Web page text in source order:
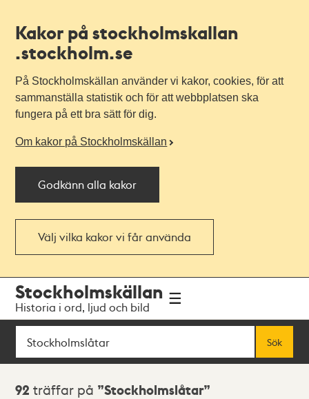
Kakor på stockholmskallan
.stockholm.se
På Stockholmskällan använder vi kakor, cookies, för att
sammanställa statistik och för att webbplatsen ska
fungera på ett bra sätt för dig.
Om kakor på Stockholmskällan
Godkänn alla kakor
Välj vilka kakor vi får använda
navigationen
huvudinnehållet
Stockholmskällan
Historia i ord, ljud och bild
Sök
Sök
Sökresultat
92 träffar på Stockholmslåtar